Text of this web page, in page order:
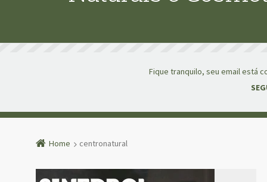
Fique tranquilo, seu email está
Home centronatural